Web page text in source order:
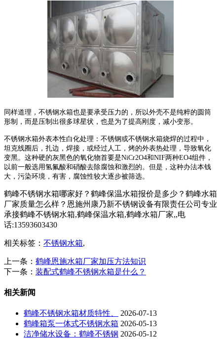
同样道理，不锈钢水箱也是要承受压力的，所以外壳不是纯粹的圆筒
形制，而是压制出很多球星状，也是为了提高刚度，减小变形。
不锈钢水箱外表本性白化处理：不锈钢或不锈钢水箱烧焊的过程中，
坦克线圈后，扎边，焊接，或经过人工，烤的外表热处理，导致氧化
变黑。这种硬的灰黑色的氧化物首要是NiCr2O4和NIF两种EO4组件，
以前一般选用氢氟酸和硝酸去除腐蚀和激烈的。但是，这种办法本钱
大，污染环境，有害，腐蚀性较大逐步被筛选。
鹤峰不锈钢水箱哪家好？鹤峰保温水箱报价是多少？鹤峰水箱
厂家质量怎么样？恩施州康乃新不锈钢设备有限责任公司专业
承接鹤峰不锈钢水箱,鹤峰保温水箱,鹤峰水箱厂家,,电
话:13593603430
相关标签： 不锈钢水箱,
上一条： 鹤峰恩施水箱厂家加压方法知识
下一条： 装配式鹤峰不锈钢水箱是什么？
相关新闻
鹤峰不锈钢水箱材质特性、
2026-07-13
鹤峰箱泵一体式不锈钢水箱 2026-05-13
洁净储水设备：鹤峰不锈钢 2026-05-12